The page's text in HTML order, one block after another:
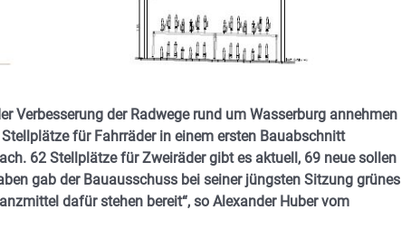
Verbesserung der Radwege rund um Wasserburg annehmen
für Fahrräder in einem ersten Bauabschnitt
62 Stellplätze für Zweiräder gibt es aktuell, 69 neue sollen
gab der Bauausschuss bei seiner jüngsten Sitzung grünes
dafür stehen bereit“, so Alexander Huber vom